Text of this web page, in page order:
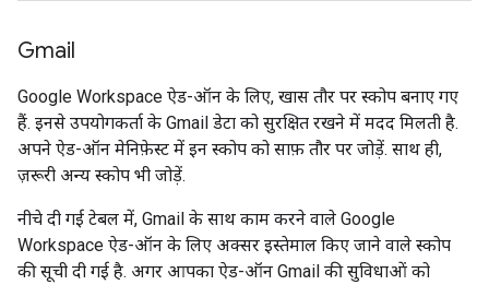
Gmail
Google Workspace ऐड-ऑन के लिए, खास तौर पर स्कोप बनाए गए
हैं. इनसे उपयोगकर्ता के Gmail डेटा को सुरक्षित रखने में मदद मिलती है.
अपने ऐड-ऑन मेनिफ़ेस्ट में इन स्कोप को साफ़ तौर पर जोड़ें. साथ ही,
ज़रूरी अन्य स्कोप भी जोड़ें.
नीचे दी गई टेबल में, Gmail के साथ काम करने वाले Google
Workspace ऐड-ऑन के लिए अक्सर इस्तेमाल किए जाने वाले स्कोप
की सूची दी गई है. अगर आपका ऐड-ऑन Gmail की सुविधाओं को